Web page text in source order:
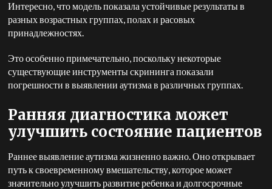
Интересно, что модель показала устойчивые результаты в
разных возрастных группах, полах и расовых
принадлежностях.
Это особенно примечательно, поскольку некоторые
существующие инструменты скрининга показали
погрешности в выявлении аутизма в различных группах.
Ранняя диагностика может
улучшить состояние пациентов
Раннее выявление аутизма жизненно важно. Оно открывает
путь к своевременному вмешательству, которое может
значительно улучшить развитие ребенка и долгосрочные